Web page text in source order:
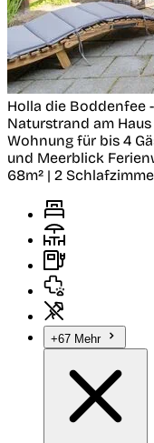
Holla die Boddenfee
Naturstrand am Haus
Wohnung für bis 4
und Meerblick
68m² | 2
+67 Mehr